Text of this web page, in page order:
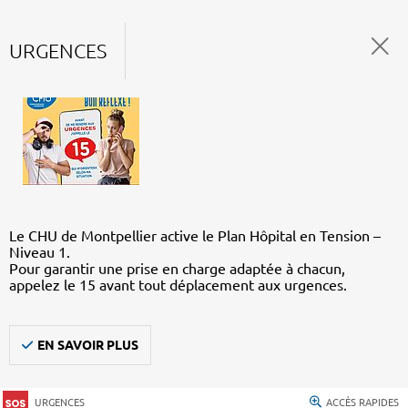
URGENCES
Le CHU de Montpellier active le Plan Hôpital en Tension –
Niveau 1.
Pour garantir une prise en charge adaptée à chacun,
appelez le 15 avant tout déplacement aux urgences.
EN SAVOIR PLUS
URGENCES ACCÈS RAPIDES